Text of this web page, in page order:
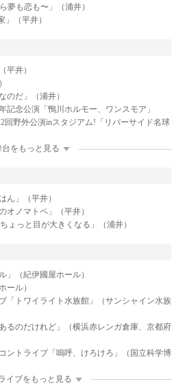
夢も恋も〜」（浦井）
（平井）
平井）
だ」（浦井）
念公演「鴨川ホルモー、ワンスモア」
野外公演inスタジアム!「リバーサイド名球
台をもっと見る
ん」（平井）
オノマトペ」（平井）
ょっと目が大きくなる」（浦井）
（紀伊國屋ホール）
ール）
「トワイライト水族館」（サンシャイン水族
るのだけれど」（横浜赤レンガ倉庫、京都府
ントライブ「嗚呼、けろけろ」（国立科学博
イブをもっと見る